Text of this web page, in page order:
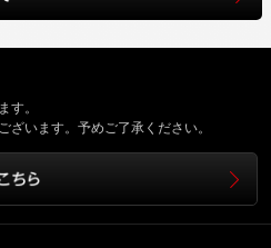
す。
ざいます。予めご了承ください。